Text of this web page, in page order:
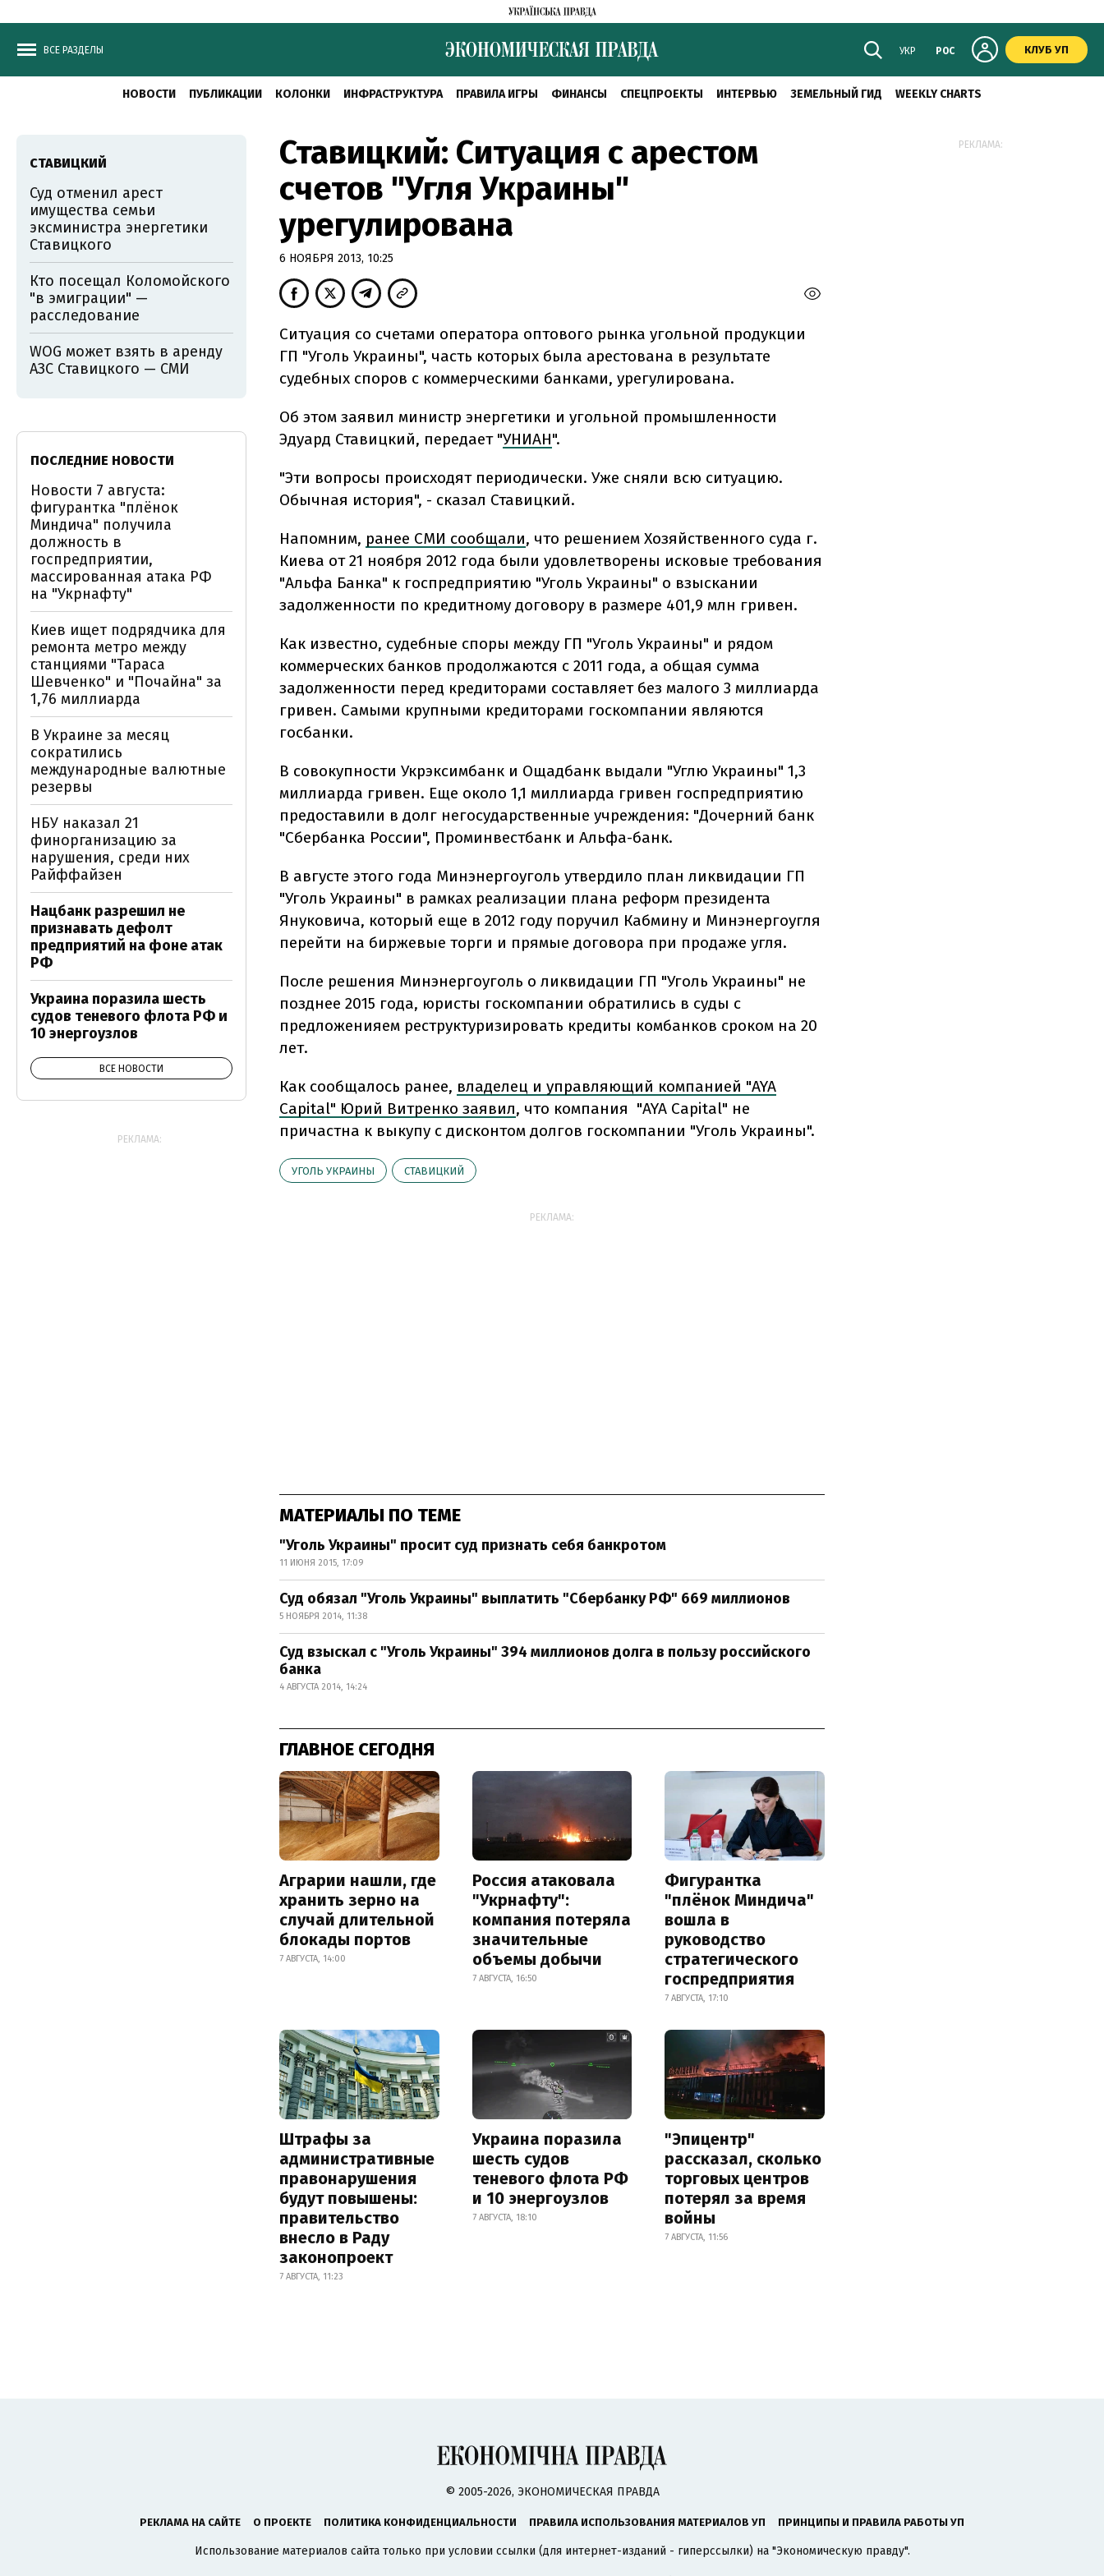
ВСЕ РАЗДЕЛЫ УКР РОС КЛУБ УП
НОВОСТИ ПУБЛИКАЦИИ КОЛОНКИ ИНФРАСТРУКТУРА ПРАВИЛА ИГРЫ ФИНАНСЫ СПЕЦПРОЕКТЫ ИНТЕРВЬЮ ЗЕМЕЛЬНЫЙ ГИД WEEKLY CHARTS
Ставицкий: Ситуация с арестом
счетов "Угля Украины"
урегулирована
6 НОЯБРЯ 2013, 10:25
Ситуация со счетами оператора оптового рынка угольной продукции
ГП "Уголь Украины", часть которых была арестована в результате
судебных споров с коммерческими банками, урегулирована.
Об этом заявил министр энергетики и угольной промышленности
Эдуард Ставицкий, передает "УНИАН".
"Эти вопросы происходят периодически. Уже сняли всю ситуацию.
Обычная история", - сказал Ставицкий.
Напомним, ранее СМИ сообщали, что решением Хозяйственного суда г.
Киева от 21 ноября 2012 года были удовлетворены исковые требования
"Альфа Банка" к госпредприятию "Уголь Украины" о взыскании
задолженности по кредитному договору в размере 401,9 млн гривен.
Как известно, судебные споры между ГП "Уголь Украины" и рядом
коммерческих банков продолжаются с 2011 года, а общая сумма
задолженности перед кредиторами составляет без малого 3 миллиарда
гривен. Самыми крупными кредиторами госкомпании являются
госбанки.
В совокупности Укрэксимбанк и Ощадбанк выдали "Углю Украины" 1,3
миллиарда гривен. Еще около 1,1 миллиарда гривен госпредприятию
предоставили в долг негосударственные учреждения: "Дочерний банк
"Сбербанка России", Проминвестбанк и Альфа-банк.
В августе этого года Минэнергоуголь утвердило план ликвидации ГП
"Уголь Украины" в рамках реализации плана реформ президента
Януковича, который еще в 2012 году поручил Кабмину и Минэнергоугля
перейти на биржевые торги и прямые договора при продаже угля.
После решения Минэнергоуголь о ликвидации ГП "Уголь Украины" не
позднее 2015 года, юристы госкомпании обратились в суды с
предложенияем реструктуризировать кредиты комбанков сроком на 20
лет.
Как сообщалось ранее, владелец и управляющий компанией "AYA
Capital" Юрий Витренко заявил, что компания "AYA Capital" не
причастна к выкупу с дисконтом долгов госкомпании "Уголь Украины".
УГОЛЬ УКРАИНЫ СТАВИЦКИЙ
РЕКЛАМА:
МАТЕРИАЛЫ ПО ТЕМЕ
"Уголь Украины" просит суд признать себя банкротом
11 ИЮНЯ 2015, 17:09
Суд обязал "Уголь Украины" выплатить "Сбербанку РФ" 669 миллионов
5 НОЯБРЯ 2014, 11:38
Суд взыскал с "Уголь Украины" 394 миллионов долга в пользу российского
банка
4 АВГУСТА 2014, 14:24
ГЛАВНОЕ СЕГОДНЯ
Аграрии нашли, где
хранить зерно на
случай длительной
блокады портов
7 АВГУСТА, 14:00
Россия атаковала
"Укрнафту":
компания потеряла
значительные
объемы добычи
7 АВГУСТА, 16:50
Фигурантка
"плёнок Миндича"
вошла в
руководство
стратегического
госпредприятия
7 АВГУСТА, 17:10
Штрафы за
административные
правонарушения
будут повышены:
правительство
внесло в Раду
законопроект
7 АВГУСТА, 11:23
Украина поразила
шесть судов
теневого флота РФ
и 10 энергоузлов
7 АВГУСТА, 18:10
"Эпицентр"
рассказал, сколько
торговых центров
потерял за время
войны
7 АВГУСТА, 11:56
СТАВИЦКИЙ
Суд отменил арест
имущества семьи
эксминистра энергетики
Ставицкого
Кто посещал Коломойского
"в эмиграции" —
расследование
WOG может взять в аренду
АЗС Ставицкого — СМИ
ПОСЛЕДНИЕ НОВОСТИ
Новости 7 августа:
фигурантка "плёнок
Миндича" получила
должность в
госпредприятии,
массированная атака РФ
на "Укрнафту"
Киев ищет подрядчика для
ремонта метро между
станциями "Тараса
Шевченко" и "Почайна" за
1,76 миллиарда
В Украине за месяц
сократились
международные валютные
резервы
НБУ наказал 21
финорганизацию за
нарушения, среди них
Райффайзен
Нацбанк разрешил не
признавать дефолт
предприятий на фоне атак
РФ
Украина поразила шесть
судов теневого флота РФ и
10 энергоузлов
ВСЕ НОВОСТИ
РЕКЛАМА:
РЕКЛАМА:
© 2005-2026, ЭКОНОМИЧЕСКАЯ ПРАВДА
РЕКЛАМА НА САЙТЕ О ПРОЕКТЕ ПОЛИТИКА КОНФИДЕНЦИАЛЬНОСТИ ПРАВИЛА ИСПОЛЬЗОВАНИЯ МАТЕРИАЛОВ УП ПРИНЦИПЫ И ПРАВИЛА РАБОТЫ УП
Использование материалов сайта только при условии ссылки (для интернет-изданий - гиперссылки) на "Экономическую правду".